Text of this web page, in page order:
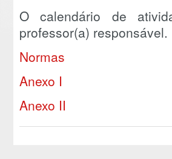
O calendário de
professor(a) responsável.
Normas
Anexo I
Anexo II